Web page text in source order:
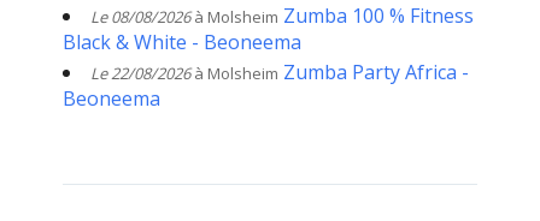
Le 08/08/2026à Molsheim Zumba 100 % Fitness
Black & White - Beoneema
Le 22/08/2026à Molsheim Zumba Party Africa -
Beoneema